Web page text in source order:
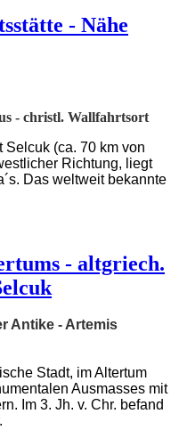
- Nähe
- christl. Wallfahrtsort
(ca. 70 km von
Richtung, liegt
Das weltweit bekannte
- altgriech.
Antike - Artemis
Stadt, im Altertum
Ausmasses mit
Im 3. Jh. v. Chr. befand